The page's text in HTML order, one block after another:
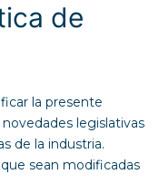
de
la presente
legislativas
de la industria.
sean modificadas